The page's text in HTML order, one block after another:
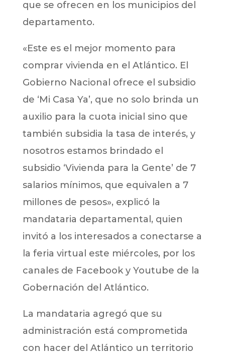
que se ofrecen en los municipios del
departamento.
«Este es el mejor momento para
comprar vivienda en el Atlántico. El
Gobierno Nacional ofrece el subsidio
de ‘Mi Casa Ya’, que no solo brinda un
auxilio para la cuota inicial sino que
también subsidia la tasa de interés, y
nosotros estamos brindado el
subsidio ‘Vivienda para la Gente’ de 7
salarios mínimos, que equivalen a 7
millones de pesos», explicó la
mandataria departamental, quien
invitó a los interesados a conectarse a
la feria virtual este miércoles, por los
canales de Facebook y Youtube de la
Gobernación del Atlántico.
La mandataria agregó que su
administración está comprometida
con hacer del Atlántico un territorio